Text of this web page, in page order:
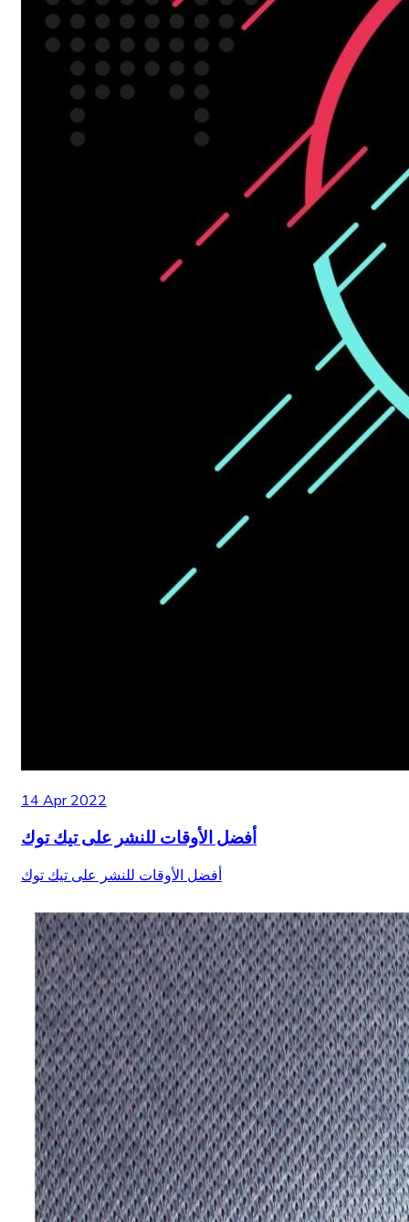
14 Apr 2022
أفضل الأوقات للنشر على تيك توك
أفضل الأوقات للنشر على تيك توك